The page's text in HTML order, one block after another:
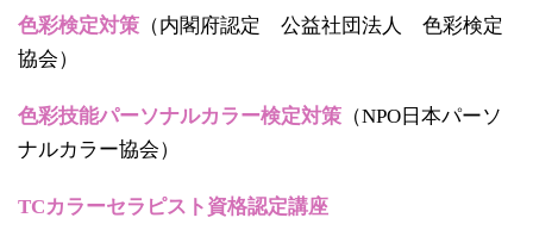
色彩検定対策 （内閣府認定 公益社団法人 色彩検定
協会）
色彩技能パーソナルカラー検定対策 （NPO日本パーソ
ナルカラー協会）
TCカラーセラピスト資格認定講座